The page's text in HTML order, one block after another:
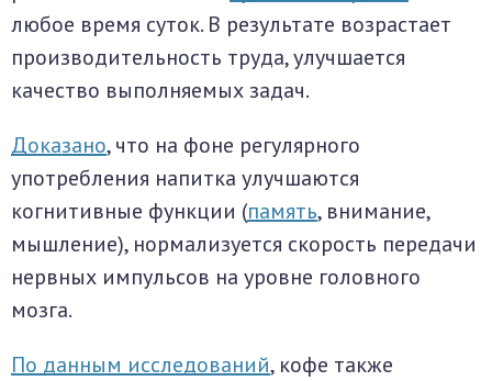
любое время суток. В результате возрастает
производительность труда, улучшается
качество выполняемых задач.
Доказано, что на фоне регулярного
употребления напитка улучшаются
когнитивные функции (память, внимание,
мышление), нормализуется скорость передачи
нервных импульсов на уровне головного
мозга.
По данным исследований, кофе также